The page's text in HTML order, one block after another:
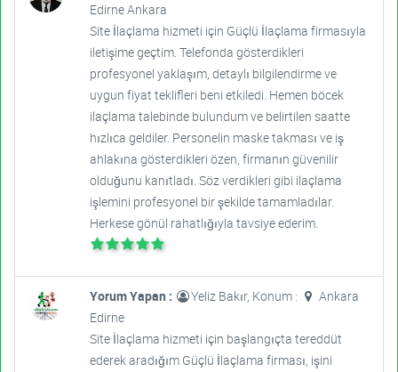
Edirne Ankara
Site İlaçlama hizmeti için Güçlü İlaçlama firmasıyla
iletişime geçtim. Telefonda gösterdikleri
profesyonel yaklaşım, detaylı bilgilendirme ve
uygun fiyat teklifleri beni etkiledi. Hemen böcek
ilaçlama talebinde bulundum ve belirtilen saatte
hızlıca geldiler. Personelin maske takması ve iş
ahlakına gösterdikleri özen, firmanın güvenilir
olduğunu kanıtladı. Söz verdikleri gibi ilaçlama
işlemini profesyonel bir şekilde tamamladılar.
Herkese gönül rahatlığıyla tavsiye ederim.
Yorum Yapan : Yeliz Bakır, Konum :
Ankara
Edirne
Site İlaçlama hizmeti için başlangıçta tereddüt
ederek aradığım Güçlü İlaçlama firması, işini